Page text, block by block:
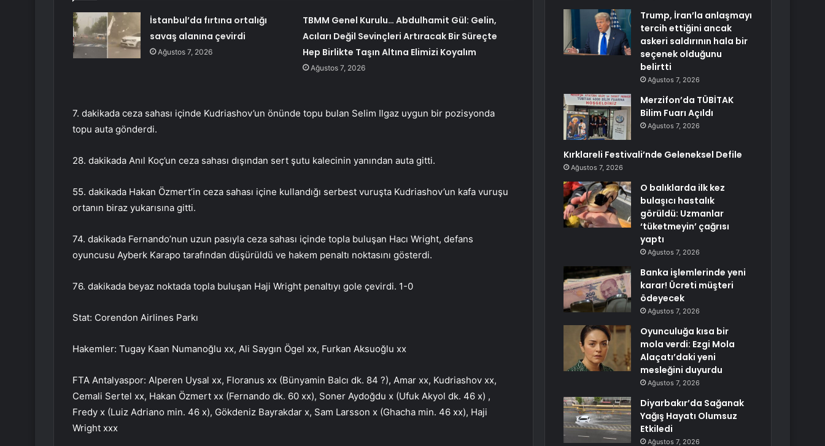
İstanbul’da fırtına ortalığı
savaş alanına çevirdi
Ağustos 7, 2026
TBMM Genel Kurulu… Abdulhamit Gül: Gelin,
Acıları Değil Sevinçleri Artıracak Bir Süreçte
Hep Birlikte Taşın Altına Elimizi Koyalım
Ağustos 7, 2026
7. dakikada ceza sahası içinde Kudriashov’un önünde topu bulan Selim Ilgaz uygun bir pozisyonda
topu auta gönderdi.
28. dakikada Anıl Koç’un ceza sahası dışından sert şutu kalecinin yanından auta gitti.
55. dakikada Hakan Özmert’in ceza sahası içine kullandığı serbest vuruşta Kudriashov’un kafa vuruşu
ortanın biraz yukarısına gitti.
74. dakikada Fernando’nun uzun pasıyla ceza sahası içinde topla buluşan Hacı Wright, defans
oyuncusu Ayberk Karapo tarafından düşürüldü ve hakem penaltı noktasını gösterdi.
76. dakikada beyaz noktada topla buluşan Haji Wright penaltıyı gole çevirdi. 1-0
Stat: Corendon Airlines Parkı
Hakemler: Tugay Kaan Numanoğlu xx, Ali Saygın Ögel xx, Furkan Aksuoğlu xx
FTA Antalyaspor: Alperen Uysal xx, Floranus xx (Bünyamin Balcı dk. 84 ?), Amar xx, Kudriashov xx,
Cemali Sertel xx, Hakan Özmert xx (Fernando dk. 60 xx), Soner Aydoğdu x (Ufuk Akyol dk. 46 x) ,
Fredy x (Luiz Adriano min. 46 x), Gökdeniz Bayrakdar x, Sam Larsson x (Ghacha min. 46 xx), Haji
Wright xxx
Trump, İran’la anlaşmayı
tercih ettiğini ancak
askeri saldırının hala bir
seçenek olduğunu
belirtti
Ağustos 7, 2026
Merzifon’da TÜBİTAK
Bilim Fuarı Açıldı
Ağustos 7, 2026
Kırklareli Festivali’nde Geleneksel Defile
Ağustos 7, 2026
O balıklarda ilk kez
bulaşıcı hastalık
görüldü: Uzmanlar
‘tüketmeyin’ çağrısı
yaptı
Ağustos 7, 2026
Banka işlemlerinde yeni
karar! Ücreti müşteri
ödeyecek
Ağustos 7, 2026
Oyunculuğa kısa bir
mola verdi: Ezgi Mola
Alaçatı’daki yeni
mesleğini duyurdu
Ağustos 7, 2026
Diyarbakır’da Sağanak
Yağış Hayatı Olumsuz
Etkiledi
Ağustos 7, 2026